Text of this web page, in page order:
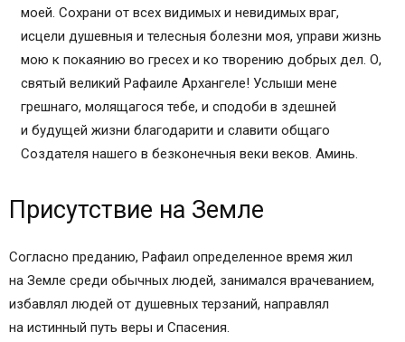
моей. Cохрани от всех видимых и невидимых враг,
исцели душевныя и телесныя болезни моя, управи жизнь
мою к покаянию во гресех и ко творению добрых дел. О,
святый великий Рафаиле Архангеле! Услыши мене
грешнаго, молящагося тебе, и сподоби в здешней
и будущей жизни благодарити и славити общаго
Создателя нашего в безконечныя веки веков. Аминь.
Присутствие на Земле
Согласно преданию, Рафаил определенное время жил
на Земле среди обычных людей, занимался врачеванием,
избавлял людей от душевных терзаний, направлял
на истинный путь веры и Спасения.